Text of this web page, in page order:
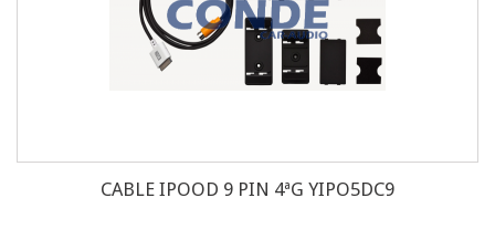
CABLE IPOOD 9 PIN 4ªG YIPO5DC9